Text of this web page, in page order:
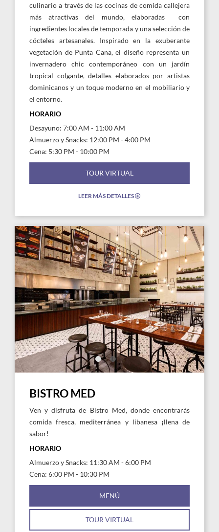
culinario a través de las cocinas de comida callejera
más atractivas del mundo, elaboradas con
ingredientes locales de temporada y una selección de
cócteles artesanales. Inspirado en la exuberante
vegetación de Punta Cana, el diseño representa un
invernadero chic contemporáneo con un jardín
tropical colgante, detalles elaborados por artistas
dominicanos y un toque moderno en el mobiliario y
el entorno.
HORARIO
Desayuno: 7:00 AM - 11:00 AM
Almuerzo y Snacks: 12:00 PM - 4:00 PM
Cena: 5:30 PM - 10:00 PM
TOUR VIRTUAL
LEER MÁS DETALLES
Link
to
Larger
Image,
Bistro
Med
Restaurante
Hard
Hotel
Punta
Cana
to
Med
Hard
Cana
BISTRO MED
Ven y disfruta de Bistro Med, donde encontrarás
comida fresca, mediterránea y libanesa ¡llena de
sabor!
HORARIO
Almuerzo y Snacks: 11:30 AM - 6:00 PM
Cena: 6:00 PM - 10:30 PM
MENÚ
TOUR VIRTUAL